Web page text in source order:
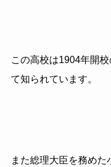
この高校は1904年開
て知られています。
また総理大臣を務め